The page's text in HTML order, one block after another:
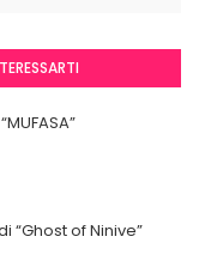
“Ghost of Ninive”